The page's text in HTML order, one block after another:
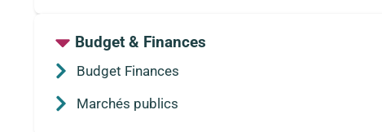
Budget & Finances
Budget Finances
Marchés publics